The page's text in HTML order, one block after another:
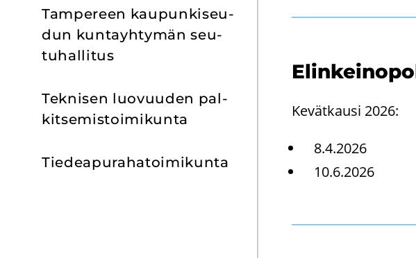
Tam­pe­reen kau­pun­ki­seu­
dun kun­tayh­ty­män seu­
tu­hal­li­tus
Tek­ni­sen luo­vuu­den pal­
kit­se­mis­toi­mi­kun­ta
Tie­dea­pu­ra­ha­toi­mi­kun­ta
Ke­vät­kausi 2026:
8.4.2026
10.6.2026